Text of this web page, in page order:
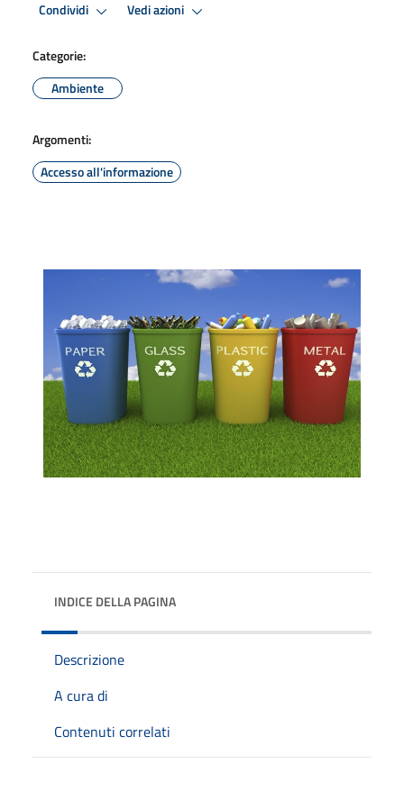
Condividi Vedi azioni
Categorie:
Ambiente
Argomenti:
Accesso all'informazione
INDICE DELLA PAGINA
Descrizione
A cura di
Contenuti correlati